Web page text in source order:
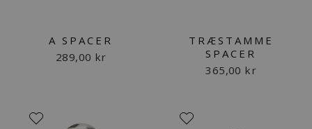
A SPACER
289,00 kr
TRÆSTAMME
SPACER
365,00 kr